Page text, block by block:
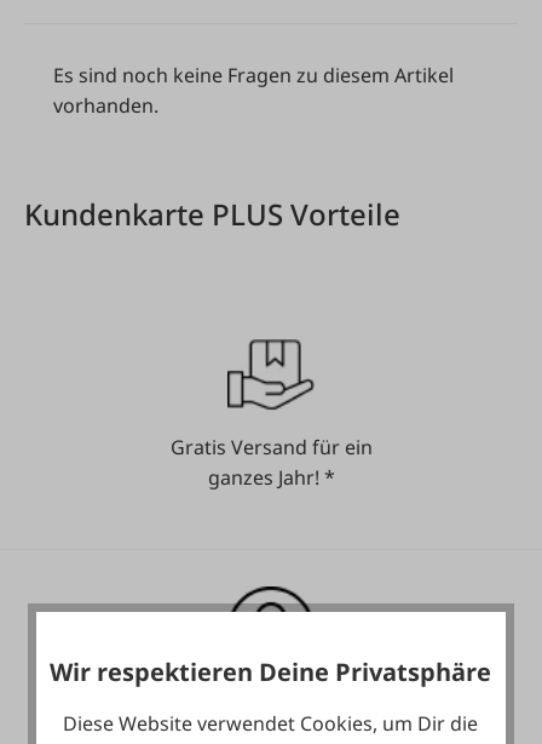
Es sind noch keine Fragen zu diesem Artikel
vorhanden.
Kundenkarte PLUS Vorteile
Gratis Versand für ein
ganzes Jahr! *
inkludiert!
Wir respektieren Deine Privatsphäre
Diese Website verwendet Cookies, um Dir die